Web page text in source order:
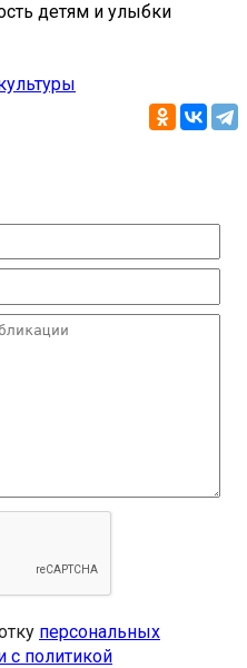
детям и улыбки
персональных
с политикой